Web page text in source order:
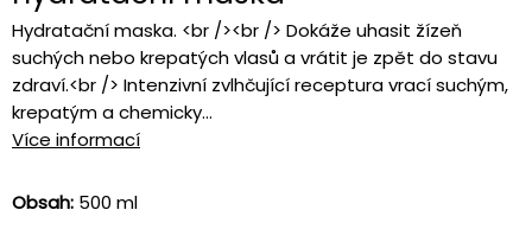
Hydratační maska. <br /><br /> Dokáže uhasit žízeň
suchých nebo krepatých vlasů a vrátit je zpět do stavu
zdraví.<br /> Intenzivní zvlhčující receptura vrací suchým,
krepatým a chemicky...
Více informací
Obsah: 500 ml